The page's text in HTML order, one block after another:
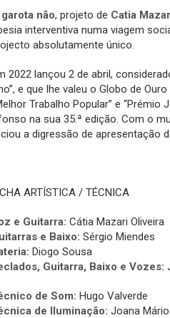
não, projeto de Catia
interventiva numa viagem
absolutamente único.
2022 lançou 2 de abril,
e que lhe valeu o Globo de
Trabalho Popular” e
na sua 35.ª edição. Com o
a digressão de apresentação
ARTÍSTICA / TÉCNICA
e Guitarra: Cátia Mazari Oliveira
e Baixo: Sérgio Miendes
Diogo Sousa
Guitarra, Baixo e Vozes:
de Som: Hugo Valverde
de Iluminação: Joana Mário